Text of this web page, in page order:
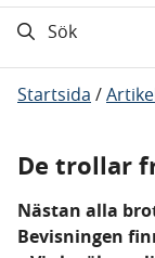
Sök
Startsida /
De trollar
Nästan alla
Bevisningen